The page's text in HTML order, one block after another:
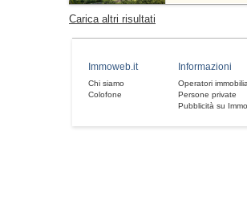
Carica altri risultati
Immoweb.it
Chi siamo
Colofone
Informazioni
Operatori
Persone private
Pubblicità su